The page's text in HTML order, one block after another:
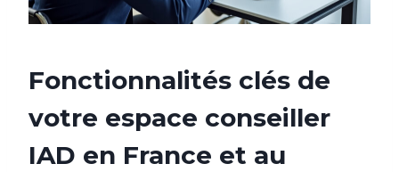
Fonctionnalités clés de
votre espace conseiller
IAD en France et au